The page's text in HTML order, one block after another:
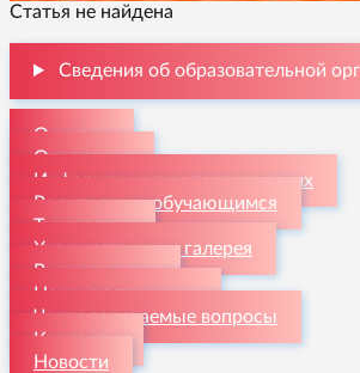
Статья не найдена
Сведения об образовательной
О школе
Отделения
Информация для поступающих
Родителям и обучающимся
Творчество
Художественная галерея
Видеогалерея
Наши достижения
Часто задаваемые вопросы
Контакты
Новости